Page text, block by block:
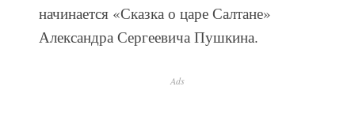
начинается «Сказка о царе Салтане»
Александра Сергеевича Пушкина.
Ads